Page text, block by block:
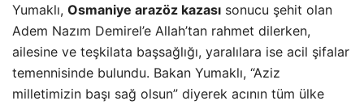
Yumaklı, Osmaniye arazöz kazası sonucu şehit olan
Adem Nazım Demirel’e Allah’tan rahmet dilerken,
ailesine ve teşkilata başsağlığı, yaralılara ise acil şifalar
temennisinde bulundu. Bakan Yumaklı, “Aziz
milletimizin başı sağ olsun” diyerek acının tüm ülke